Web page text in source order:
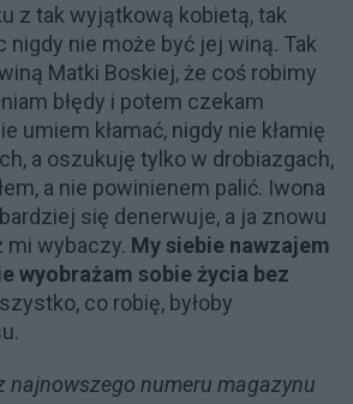
z tak wyjątkową kobietą, tak
nigdy nie może być jej winą. Tak
Matki Boskiej, że coś robimy
błędy i potem czekam
umiem kłamać, nigdy nie kłamię
a oszukuję tylko w drobiazgach,
a nie powinienem palić. Iwona
się denerwuje, a ja znowu
mi wybaczy. My siebie nawzajem
wyobrażam sobie życia bez
co robię, byłoby
najnowszego numeru magazynu